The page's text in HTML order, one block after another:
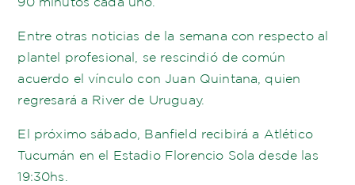
Entre otras noticias de la semana con respecto al
plantel profesional, se rescindió de común
acuerdo el vínculo con Juan Quintana, quien
regresará a River de Uruguay.
El próximo sábado, Banfield recibirá a Atlético
Tucumán en el Estadio Florencio Sola desde las
19:30hs.